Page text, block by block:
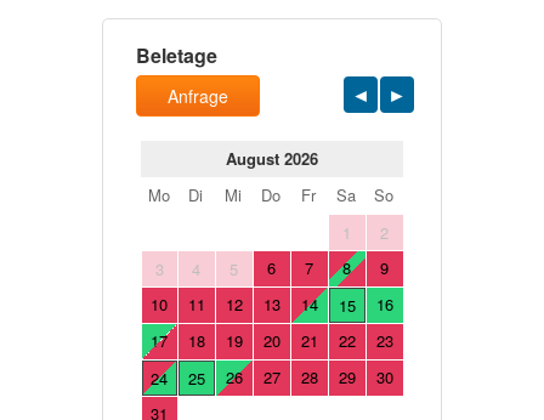
Beletage
Anfrage
August 2026
Mo
Di Mi Do Fr Sa
So
1
2
3
4 5 6 7 8
9
10
11 12 13 14 15
16
17
18 19 20 21 22
23
24
25 26 27 28 29
30
31